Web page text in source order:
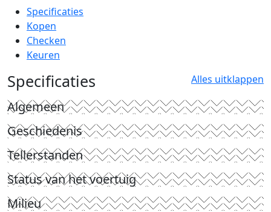
Specificaties
Kopen
Checken
Keuren
Specificaties Alles uitklappen
Algemeen
Geschiedenis
Tellerstanden
Status van het voertuig
Milieu